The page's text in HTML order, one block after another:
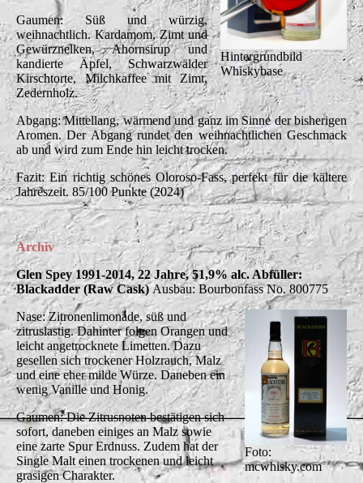
Hintergrundbild
Whiskybase
Gaumen: Süß und würzig,
weihnachtlich. Kardamom, Zimt und
Gewürznelken, Ahornsirup und
kandierte Äpfel, Schwarzwälder
Kirschtorte, Milchkaffee mit Zimt,
Zedernholz.
Abgang: Mittellang, wärmend und ganz im Sinne der bisherigen
Aromen. Der Abgang rundet den weihnachtlichen Geschmack
ab und wird zum Ende hin leicht trocken.
Fazit: Ein richtig schönes Oloroso-Fass, perfekt für die kältere
Jahreszeit. 85/100 Punkte (2024)
Archiv
Glen Spey 1991-2014, 22 Jahre, 51,9% alc. Abfüller:
Blackadder (Raw Cask)Ausbau: Bourbonfass No. 800775
Foto:
mcwhisky.com
Nase: Zitronenlimonade, süß und
zitruslastig. Dahinter folgen Orangen und
leicht angetrocknete Limetten. Dazu
gesellen sich trockener Holzrauch, Malz
und eine eher milde Würze. Daneben ein
wenig Vanille und Honig.
Gaumen: Die Zitrusnoten bestätigen sich
sofort, daneben einiges an Malz sowie
eine zarte Spur Erdnuss. Zudem hat der
Single Malt einen trockenen und leicht
grasigen Charakter.